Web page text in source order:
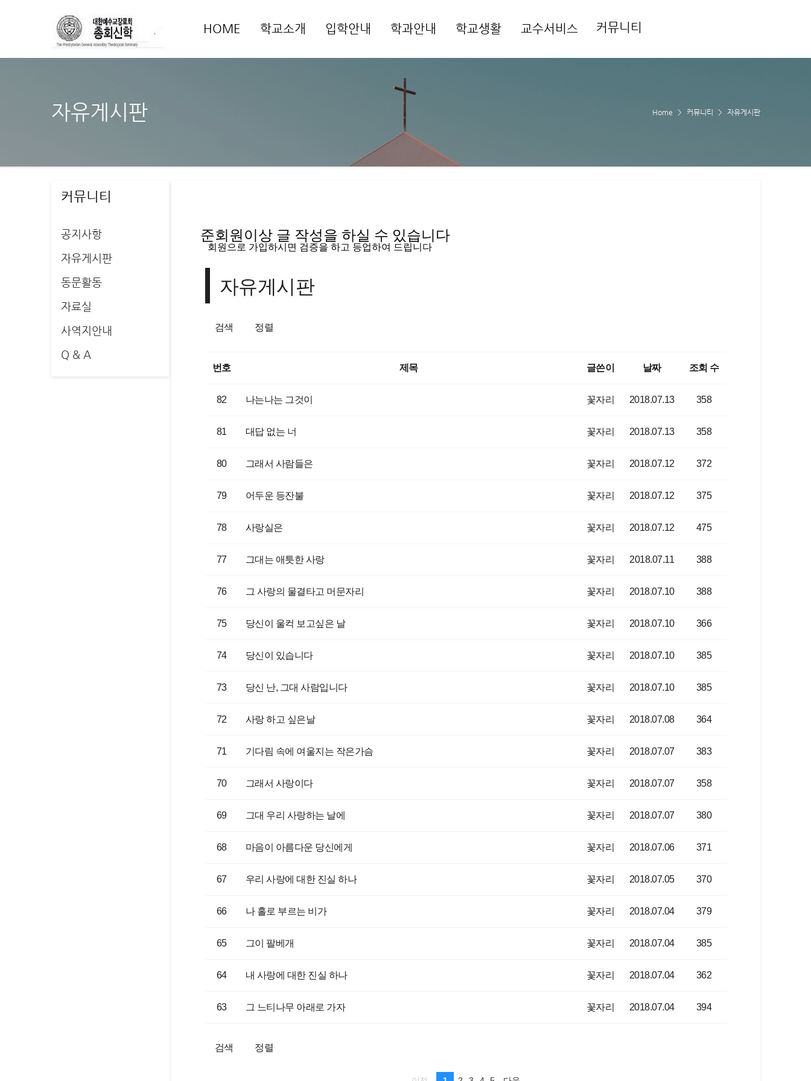
HOME 학교소개 입학안내 학과안내 학교생활 교수서비스 커뮤니티
자유게시판 Home 커뮤니티 자유게시판
커뮤니티
공지사항
자유게시판
동문활동
자료실
사역지안내
Q & A
준회원이상 글 작성을 하실 수 있습니다
   회원으로 가입하시면 검증을 하고 등업하여 드립니다
자유게시판
검색 정렬
번호 제목 글쓴이 날짜 조회 수
82 나는나는 그것이 꽃자리 2018.07.13 358
81 대답 없는 너 꽃자리 2018.07.13 358
80 그래서 사람들은 꽃자리 2018.07.12 372
79 어두운 등잔불 꽃자리 2018.07.12 375
78 사랑실은 꽃자리 2018.07.12 475
77 그대는 애틋한 사랑 꽃자리 2018.07.11 388
76 그 사랑의 물결타고 머문자리 꽃자리 2018.07.10 388
75 당신이 울컥 보고싶은 날 꽃자리 2018.07.10 366
74 당신이 있습니다 꽃자리 2018.07.10 385
73 당신 난, 그대 사람입니다 꽃자리 2018.07.10 385
72 사랑 하고 싶은날 꽃자리 2018.07.08 364
71 기다림 속에 여울지는 작은가슴 꽃자리 2018.07.07 383
70 그래서 사랑이다 꽃자리 2018.07.07 358
69 그대 우리 사랑하는 날에 꽃자리 2018.07.07 380
68 마음이 아름다운 당신에게 꽃자리 2018.07.06 371
67 우리 사랑에 대한 진실 하나 꽃자리 2018.07.05 370
66 나 홀로 부르는 비가 꽃자리 2018.07.04 379
65 그이 팔베개 꽃자리 2018.07.04 385
64 내 사랑에 대한 진실 하나 꽃자리 2018.07.04 362
63 그 느티나무 아래로 가자 꽃자리 2018.07.04 394
검색 정렬